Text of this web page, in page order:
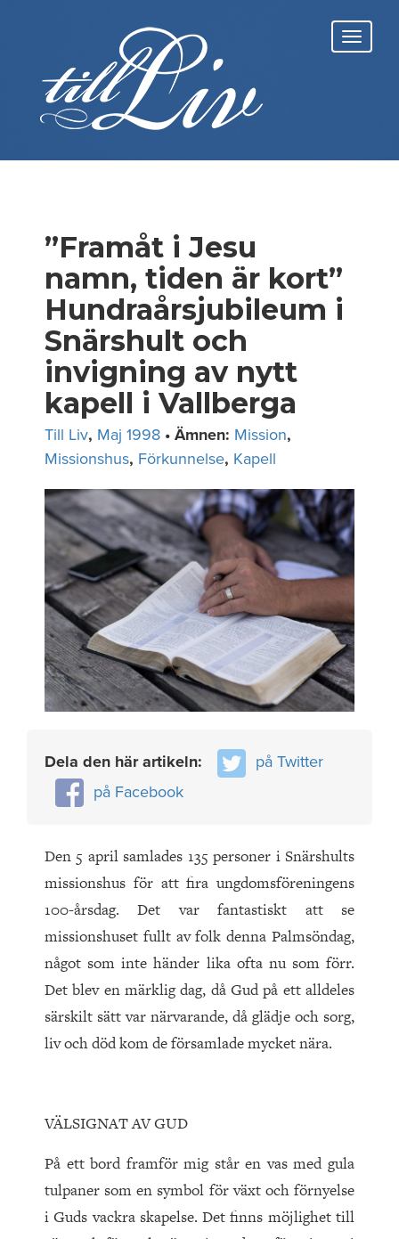
”Framåt i Jesu
namn, tiden är kort”
Hundraårsjubileum i
Snärshult och
invigning av nytt
kapell i Vallberga
Till Liv, Maj 1998 • Ämnen: Mission,
Missionshus, Förkunnelse, Kapell
Dela den här artikeln:
på Twitter
på Facebook
Den 5 april samlades 135 personer i Snärshults
missionshus för att fira ungdomsföreningens
100-årsdag. Det var fantastiskt att se
missionshuset fullt av folk denna Palmsöndag,
något som inte händer lika ofta nu som förr.
Det blev en märklig dag, då Gud på ett alldeles
särskilt sätt var närvarande, då glädje och sorg,
liv och död kom de församlade mycket nära.
VÄLSIGNAT AV GUD
På ett bord framför mig står en vas med gula
tulpaner som en symbol för växt och förnyelse
i Guds vackra skapelse. Det finns möjlighet till